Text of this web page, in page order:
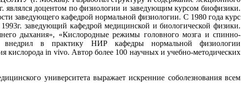
являлся доцентом по физиологии и заведующим курсом биофизики.
заведующего кафедрой нормальной физиологии. С 1980 года курс
заведующий кафедрой медицинской и биологической физики.
дыхания», «Кислородные режимы головного мозга и спинно-
в практику НИР кафедры нормальной физиологии
кислорода in vivo. Автор более 100 научных и учебно-методических
университета выражает искренние соболезнования всем